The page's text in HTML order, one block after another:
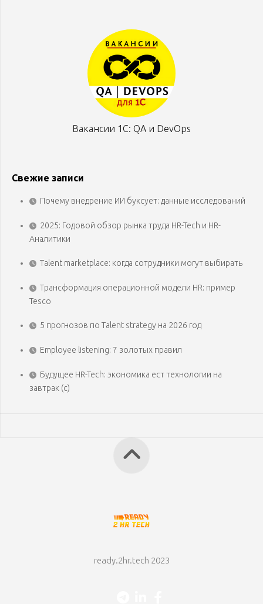
Вакансии 1С: QA и DevOps
Свежие записи
Почему внедрение ИИ буксует: данные исследований
2025: Годовой обзор рынка труда HR-Tech и HR-
Аналитики
Talent marketplace: когда сотрудники могут выбирать
Трансформация операционной модели HR: пример
Tesco
5 прогнозов по Talent strategy на 2026 год
Employee listening: 7 золотых правил
Будущее HR-Tech: экономика ест технологии на
завтрак (с)
ready.2hr.tech 2023